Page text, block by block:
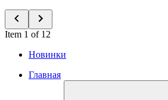
Item 1 of 12
Новинки
Главная